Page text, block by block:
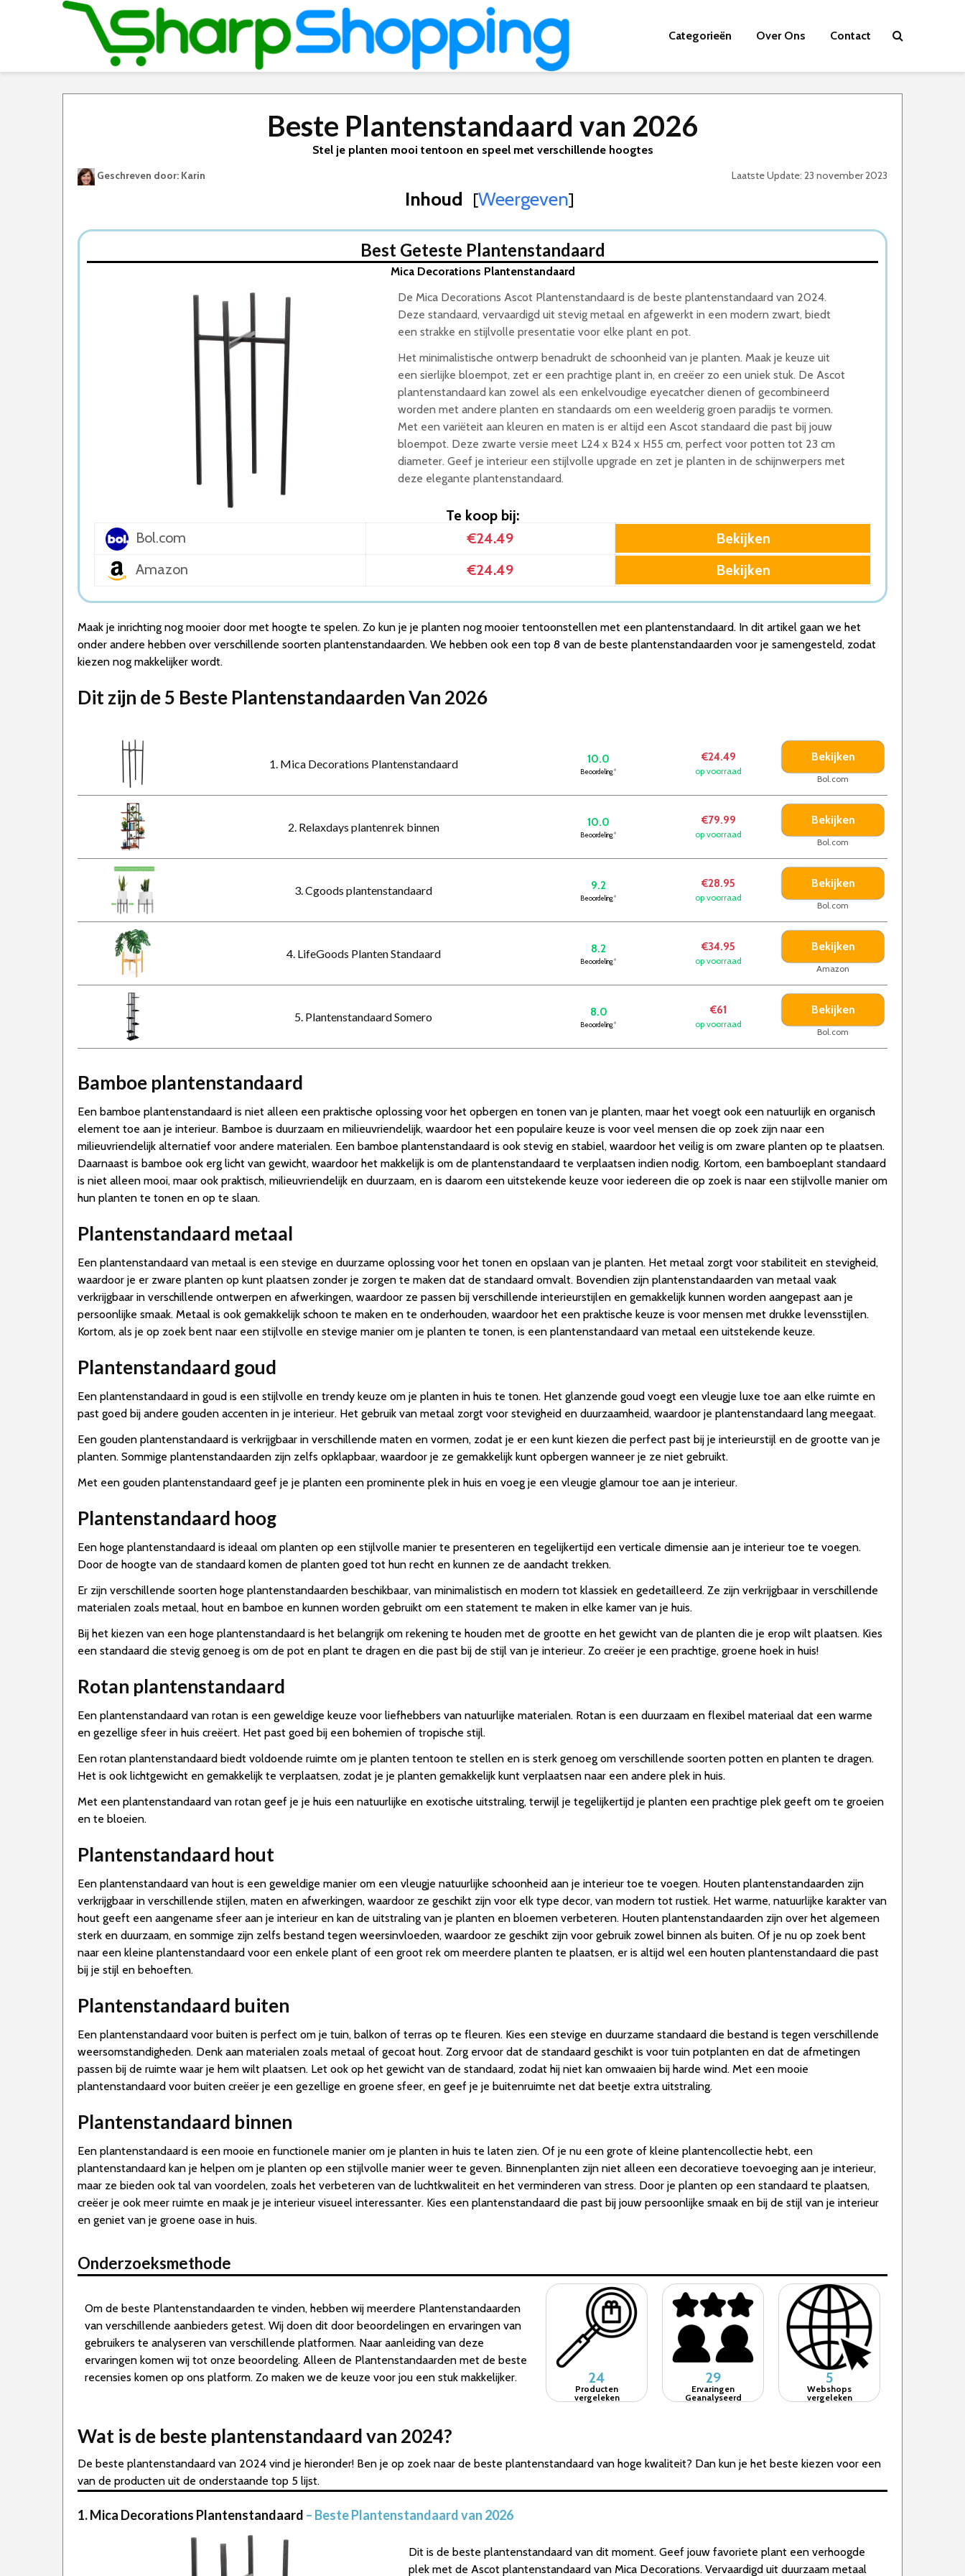
Categorieën Over Ons Contact
Beste Plantenstandaard van 2026
Stel je planten mooi tentoon en speel met verschillende hoogtes
Geschreven door: Karin Laatste Update: 23 november 2023
Inhoud [Weergeven]
4. LifeGoods Planten Standaard
5. Plantenstandaard Somero
Wat is de beste Plantenstandaard van 2026
1. Beste Plantenstandaard van 2026
2. Stijlvolle Plantenstandaard
3. Duurzame Plantenstandaard
4. Beste Budget Plantenstandaard van 2026
5. Goede Prijs-Kwaliteit Plantenstandaard
Best Geteste Plantenstandaard
Mica Decorations Plantenstandaard
De Mica Decorations Ascot Plantenstandaard is de beste plantenstandaard van 2024.
Deze standaard, vervaardigd uit stevig metaal en afgewerkt in een modern zwart, biedt
een strakke en stijlvolle presentatie voor elke plant en pot.
Het minimalistische ontwerp benadrukt de schoonheid van je planten. Maak je keuze uit
een sierlijke bloempot, zet er een prachtige plant in, en creëer zo een uniek stuk. De Ascot
plantenstandaard kan zowel als een enkelvoudige eyecatcher dienen of gecombineerd
worden met andere planten en standaards om een weelderig groen paradijs te vormen.
Met een variëteit aan kleuren en maten is er altijd een Ascot standaard die past bij jouw
bloempot. Deze zwarte versie meet L24 x B24 x H55 cm, perfect voor potten tot 23 cm
diameter. Geef je interieur een stijlvolle upgrade en zet je planten in de schijnwerpers met
deze elegante plantenstandaard.
Te koop bij:
Bol.com
€24.49
Bekijken
Amazon
€24.49 Bekijken
Maak je inrichting nog mooier door met hoogte te spelen. Zo kun je je planten nog mooier tentoonstellen met een plantenstandaard. In dit artikel gaan we het
onder andere hebben over verschillende soorten plantenstandaarden. We hebben ook een top 8 van de beste plantenstandaarden voor je samengesteld, zodat
kiezen nog makkelijker wordt.
Dit zijn de 5 Beste Plantenstandaarden Van 2026
1. Mica Decorations Plantenstandaard 10.0
Beoordeling*
€24.49
op voorraad
Bekijken
Bol.com
2. Relaxdays plantenrek binnen 10.0
Beoordeling*
€79.99
op voorraad
Bekijken
Bol.com
3. Cgoods plantenstandaard 9.2
Beoordeling*
€28.95
op voorraad
Bekijken
Bol.com
4. LifeGoods Planten Standaard 8.2
Beoordeling*
€34.95
op voorraad
Bekijken
Amazon
5. Plantenstandaard Somero 8.0
Beoordeling*
€61
op voorraad
Bekijken
Bol.com
Bamboe plantenstandaard
Een bamboe plantenstandaard is niet alleen een praktische oplossing voor het opbergen en tonen van je planten, maar het voegt ook een natuurlijk en organisch
element toe aan je interieur. Bamboe is duurzaam en milieuvriendelijk, waardoor het een populaire keuze is voor veel mensen die op zoek zijn naar een
milieuvriendelijk alternatief voor andere materialen. Een bamboe plantenstandaard is ook stevig en stabiel, waardoor het veilig is om zware planten op te plaatsen.
Daarnaast is bamboe ook erg licht van gewicht, waardoor het makkelijk is om de plantenstandaard te verplaatsen indien nodig. Kortom, een bamboeplant standaard
is niet alleen mooi, maar ook praktisch, milieuvriendelijk en duurzaam, en is daarom een uitstekende keuze voor iedereen die op zoek is naar een stijlvolle manier om
hun planten te tonen en op te slaan.
Plantenstandaard metaal
Een plantenstandaard van metaal is een stevige en duurzame oplossing voor het tonen en opslaan van je planten. Het metaal zorgt voor stabiliteit en stevigheid,
waardoor je er zware planten op kunt plaatsen zonder je zorgen te maken dat de standaard omvalt. Bovendien zijn plantenstandaarden van metaal vaak
verkrijgbaar in verschillende ontwerpen en afwerkingen, waardoor ze passen bij verschillende interieurstijlen en gemakkelijk kunnen worden aangepast aan je
persoonlijke smaak. Metaal is ook gemakkelijk schoon te maken en te onderhouden, waardoor het een praktische keuze is voor mensen met drukke levensstijlen.
Kortom, als je op zoek bent naar een stijlvolle en stevige manier om je planten te tonen, is een plantenstandaard van metaal een uitstekende keuze.
Plantenstandaard goud
Een plantenstandaard in goud is een stijlvolle en trendy keuze om je planten in huis te tonen. Het glanzende goud voegt een vleugje luxe toe aan elke ruimte en
past goed bij andere gouden accenten in je interieur. Het gebruik van metaal zorgt voor stevigheid en duurzaamheid, waardoor je plantenstandaard lang meegaat.
Een gouden plantenstandaard is verkrijgbaar in verschillende maten en vormen, zodat je er een kunt kiezen die perfect past bij je interieurstijl en de grootte van je
planten. Sommige plantenstandaarden zijn zelfs opklapbaar, waardoor je ze gemakkelijk kunt opbergen wanneer je ze niet gebruikt.
Met een gouden plantenstandaard geef je je planten een prominente plek in huis en voeg je een vleugje glamour toe aan je interieur.
Plantenstandaard hoog
Een hoge plantenstandaard is ideaal om planten op een stijlvolle manier te presenteren en tegelijkertijd een verticale dimensie aan je interieur toe te voegen.
Door de hoogte van de standaard komen de planten goed tot hun recht en kunnen ze de aandacht trekken.
Er zijn verschillende soorten hoge plantenstandaarden beschikbaar, van minimalistisch en modern tot klassiek en gedetailleerd. Ze zijn verkrijgbaar in verschillende
materialen zoals metaal, hout en bamboe en kunnen worden gebruikt om een ​​statement te maken in elke kamer van je huis.
Bij het kiezen van een hoge plantenstandaard is het belangrijk om rekening te houden met de grootte en het gewicht van de planten die je erop wilt plaatsen. Kies
een standaard die stevig genoeg is om de pot en plant te dragen en die past bij de stijl van je interieur. Zo creëer je een prachtige, groene hoek in huis!
Rotan plantenstandaard
Een plantenstandaard van rotan is een geweldige keuze voor liefhebbers van natuurlijke materialen. Rotan is een duurzaam en flexibel materiaal dat een warme
en gezellige sfeer in huis creëert. Het past goed bij een bohemien of tropische stijl.
Een rotan plantenstandaard biedt voldoende ruimte om je planten tentoon te stellen en is sterk genoeg om verschillende soorten potten en planten te dragen.
Het is ook lichtgewicht en gemakkelijk te verplaatsen, zodat je je planten gemakkelijk kunt verplaatsen naar een andere plek in huis.
Met een plantenstandaard van rotan geef je je huis een natuurlijke en exotische uitstraling, terwijl je tegelijkertijd je planten een prachtige plek geeft om te groeien
en te bloeien.
Plantenstandaard hout
Een plantenstandaard van hout is een geweldige manier om een vleugje natuurlijke schoonheid aan je interieur toe te voegen. Houten plantenstandaarden zijn
verkrijgbaar in verschillende stijlen, maten en afwerkingen, waardoor ze geschikt zijn voor elk type decor, van modern tot rustiek. Het warme, natuurlijke karakter van
hout geeft een aangename sfeer aan je interieur en kan de uitstraling van je planten en bloemen verbeteren. Houten plantenstandaarden zijn over het algemeen
sterk en duurzaam, en sommige zijn zelfs bestand tegen weersinvloeden, waardoor ze geschikt zijn voor gebruik zowel binnen als buiten. Of je nu op zoek bent
naar een kleine plantenstandaard voor een enkele plant of een groot rek om meerdere planten te plaatsen, er is altijd wel een houten plantenstandaard die past
bij je stijl en behoeften.
Plantenstandaard buiten
Een plantenstandaard voor buiten is perfect om je tuin, balkon of terras op te fleuren. Kies een stevige en duurzame standaard die bestand is tegen verschillende
weersomstandigheden. Denk aan materialen zoals metaal of gecoat hout. Zorg ervoor dat de standaard geschikt is voor tuin potplanten en dat de afmetingen
passen bij de ruimte waar je hem wilt plaatsen. Let ook op het gewicht van de standaard, zodat hij niet kan omwaaien bij harde wind. Met een mooie
plantenstandaard voor buiten creëer je een gezellige en groene sfeer, en geef je je buitenruimte net dat beetje extra uitstraling.
Plantenstandaard binnen
Een plantenstandaard is een mooie en functionele manier om je planten in huis te laten zien. Of je nu een grote of kleine plantencollectie hebt, een
plantenstandaard kan je helpen om je planten op een stijlvolle manier weer te geven. Binnenplanten zijn niet alleen een decoratieve toevoeging aan je interieur,
maar ze bieden ook tal van voordelen, zoals het verbeteren van de luchtkwaliteit en het verminderen van stress. Door je planten op een standaard te plaatsen,
creëer je ook meer ruimte en maak je je interieur visueel interessanter. Kies een plantenstandaard die past bij jouw persoonlijke smaak en bij de stijl van je interieur
en geniet van je groene oase in huis.
Onderzoeksmethode
Om de beste Plantenstandaarden te vinden, hebben wij meerdere Plantenstandaarden
van verschillende aanbieders getest. Wij doen dit door beoordelingen en ervaringen van
gebruikers te analyseren van verschillende platformen. Naar aanleiding van deze
ervaringen komen wij tot onze beoordeling. Alleen de Plantenstandaarden met de beste
recensies komen op ons platform. Zo maken we de keuze voor jou een stuk makkelijker.
24
Producten
vergeleken
29
Ervaringen
Geanalyseerd
5
Webshops
vergeleken
Wat is de beste plantenstandaard van 2024?
De beste plantenstandaard van 2024 vind je hieronder! Ben je op zoek naar de beste plantenstandaard van hoge kwaliteit? Dan kun je het beste kiezen voor een
van de producten uit de onderstaande top 5 lijst.
1. Mica Decorations Plantenstandaard – Beste Plantenstandaard van 2026
Dit is de beste plantenstandaard van dit moment. Geef jouw favoriete plant een verhoogde
plek met de Ascot plantenstandaard van Mica Decorations. Vervaardigd uit duurzaam metaal